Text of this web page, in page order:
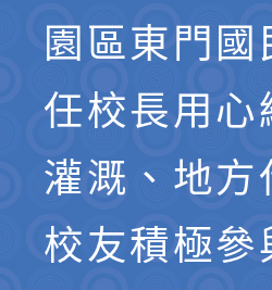
園區東門
任校長用
灌溉、地
校友積極